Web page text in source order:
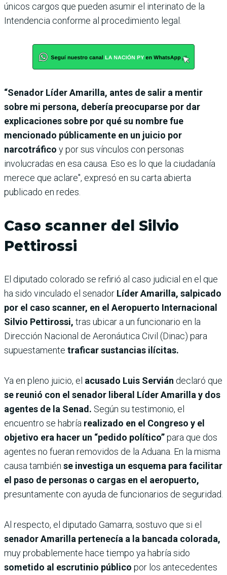
únicos cargos que pueden asumir el interinato de la
Intendencia conforme al procedimiento legal.
“Senador Líder Amarilla, antes de salir a mentir
sobre mi persona, debería preocuparse por dar
explicaciones sobre por qué su nombre fue
mencionado públicamente en un juicio por
narcotráfico y por sus vínculos con personas
involucradas en esa causa. Eso es lo que la ciudadanía
merece que aclare", expresó en su carta abierta
publicado en redes.
Caso scanner del Silvio
Pettirossi
El diputado colorado se refirió al caso judicial en el que
ha sido vinculado el senador Líder Amarilla, salpicado
por el caso scanner, en el Aeropuerto Internacional
Silvio Pettirossi, tras ubicar a un funcionario en la
Dirección Nacional de Aeronáutica Civil (Dinac) para
supuestamente traficar sustancias ilícitas.
Ya en pleno juicio, el acusado Luis Servián declaró que
se reunió con el senador liberal Líder Amarilla y dos
agentes de la Senad. Según su testimonio, el
encuentro se habría realizado en el Congreso y el
objetivo era hacer un “pedido político”para que dos
agentes no fueran removidos de la Aduana. En la misma
causa también se investiga un esquema para facilitar
el paso de personas o cargas en el aeropuerto,
presuntamente con ayuda de funcionarios de seguridad.
Al respecto, el diputado Gamarra, sostuvo que si el
senador Amarilla pertenecía a la bancada colorada,
muy probablemente hace tiempo ya habría sido
sometido al escrutinio público por los antecedentes